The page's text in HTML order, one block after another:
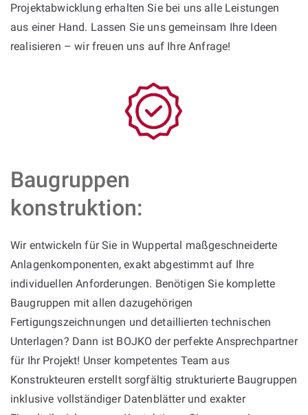
Projektabwicklung erhalten Sie bei uns alle Leistungen
aus einer Hand. Lassen Sie uns gemeinsam Ihre Ideen
realisieren – wir freuen uns auf Ihre Anfrage!
Baugruppen
konstruktion:
Wir entwickeln für Sie in Wuppertal maßgeschneiderte
Anlagenkomponenten, exakt abgestimmt auf Ihre
individuellen Anforderungen. Benötigen Sie komplette
Baugruppen mit allen dazugehörigen
Fertigungszeichnungen und detaillierten technischen
Unterlagen? Dann ist BOJKO der perfekte Ansprechpartner
für Ihr Projekt! Unser kompetentes Team aus
Konstrukteuren erstellt sorgfältig strukturierte Baugruppen
inklusive vollständiger Datenblätter und exakter